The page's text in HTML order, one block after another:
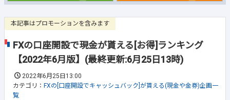
本記事はプロモーションを含みます
FXの口座開設で現金が貰える[お得]ランキング
【2022年6月版】(最終更新:6月25日13時)
2022年6月25日13:00
カテゴリ： FXの[口座開設でキャッシュバック]が貰える(現金や金券)企画一
覧